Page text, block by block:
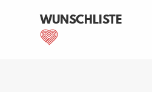
WUNSCHLISTE